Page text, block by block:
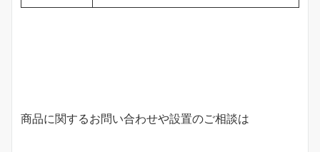
商品に関するお問い合わせや設置のご相談は